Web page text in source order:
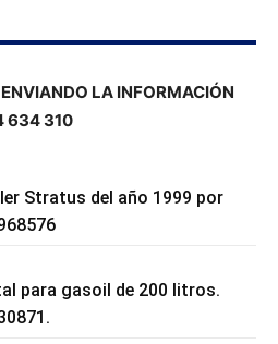
LA INFORMACIÓN
634 310
Stratus del año 1999 por
para gasoil de 200 litros.